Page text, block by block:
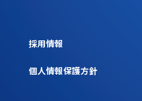
採用情報
個人情報保護方針